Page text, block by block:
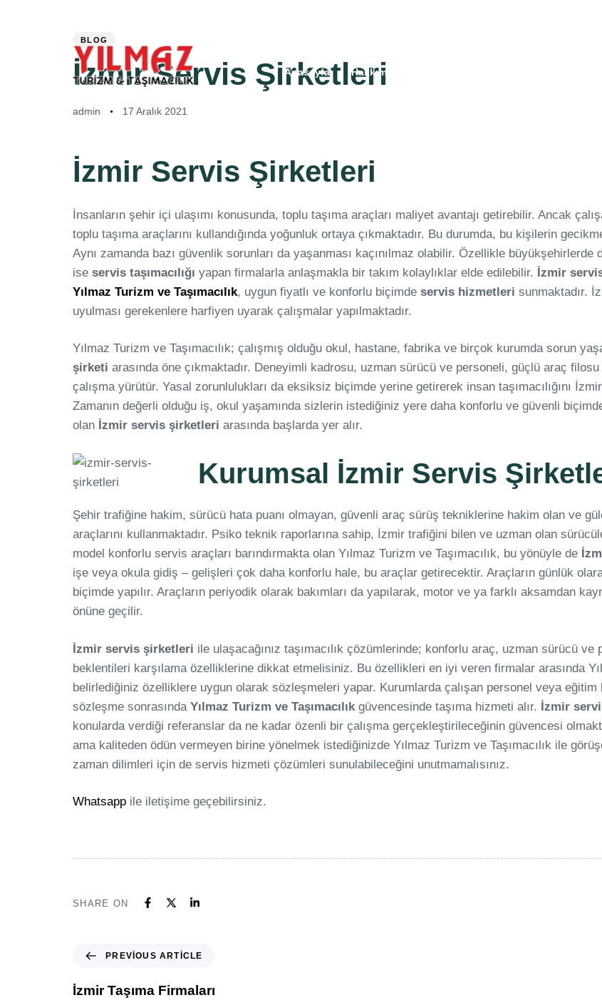
Anasayfa Hakkımızda
BLOG
İzmir Servis Şirketleri
admin 17 Aralık 2021
İzmir Servis Şirketleri
İnsanların şehir içi ulaşımı konusunda, toplu taşıma araçları maliyet avantajı getirebilir. Ancak
toplu taşıma araçlarını kullandığında yoğunluk ortaya çıkmaktadır. Bu durumda, bu kişilerin
Aynı zamanda bazı güvenlik sorunları da yaşanması kaçınılmaz olabilir. Özellikle
ise servis taşımacılığı yapan firmalarla anlaşmakla bir takım kolaylıklar elde edilebilir. İzmir
Yılmaz Turizm ve Taşımacılık, uygun fiyatlı ve konforlu biçimde servis hizmetleri sunmaktadır.
uyulması gerekenlere harfiyen uyarak çalışmalar yapılmaktadır.
Yılmaz Turizm ve Taşımacılık; çalışmış olduğu okul, hastane, fabrika ve birçok kurumda sorun
şirketi arasında öne çıkmaktadır. Deneyimli kadrosu, uzman sürücü ve personeli, güçlü araç
çalışma yürütür. Yasal zorunlulukları da eksiksiz biçimde yerine getirerek insan taşımacılığını
Zamanın değerli olduğu iş, okul yaşamında sizlerin istediğiniz yere daha konforlu ve güvenli
olan İzmir servis şirketleri arasında başlarda yer alır.
Kurumsal İzmir Servis
Şehir trafiğine hakim, sürücü hata puanı olmayan, güvenli araç sürüş tekniklerine hakim olan ve
araçlarını kullanmaktadır. Psiko teknik raporlarına sahip, İzmir trafiğini bilen ve uzman olan
model konforlu servis araçları barındırmakta olan Yılmaz Turizm ve Taşımacılık, bu yönüyle de
işe veya okula gidiş – gelişleri çok daha konforlu hale, bu araçlar getirecektir. Araçların günlük
biçimde yapılır. Araçların periyodik olarak bakımları da yapılarak, motor ve ya farklı aksamdan
önüne geçilir.
İzmir servis şirketleri ile ulaşacağınız taşımacılık çözümlerinde; konforlu araç, uzman sürücü
beklentileri karşılama özelliklerine dikkat etmelisiniz. Bu özellikleri en iyi veren firmalar arasında
belirlediğiniz özelliklere uygun olarak sözleşmeleri yapar. Kurumlarda çalışan personel veya eğitim
sözleşme sonrasında Yılmaz Turizm ve Taşımacılıkgüvencesinde taşıma hizmeti alır. İzmir
konularda verdiği referanslar da ne kadar özenli bir çalışma gerçekleştirileceğinin güvencesi
ama kaliteden ödün vermeyen birine yönelmek istediğinizde Yılmaz Turizm ve Taşımacılık ile
zaman dilimleri için de servis hizmeti çözümleri sunulabileceğini unutmamalısınız.
Whatsapp ile iletişime geçebilirsiniz.
SHARE ON
PREVIOUS ARTICLE
İzmir Taşıma Firmaları